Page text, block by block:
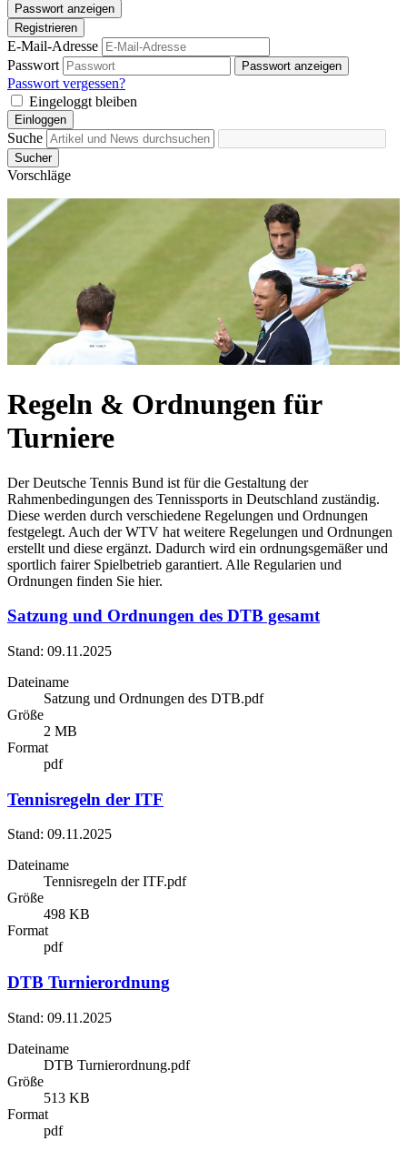
Passwort anzeigen
Registrieren
E-Mail-Adresse
Passwort
Passwort anzeigen
Passwort vergessen?
Eingeloggt bleiben
Einloggen
Suche
Sucher
Vorschläge
Regeln & Ordnungen für
Turniere
Der Deutsche Tennis Bund ist für die Gestaltung der
Rahmenbedingungen des Tennissports in Deutschland zuständig.
Diese werden durch verschiedene Regelungen und Ordnungen
festgelegt. Auch der WTV hat weitere Regelungen und Ordnungen
erstellt und diese ergänzt. Dadurch wird ein ordnungsgemäßer und
sportlich fairer Spielbetrieb garantiert. Alle Regularien und
Ordnungen finden Sie hier.
Satzung und Ordnungen des DTB gesamt
Stand: 09.11.2025
Dateiname
Satzung und Ordnungen des DTB.pdf
Größe
2 MB
Format
pdf
Tennisregeln der ITF
Stand: 09.11.2025
Dateiname
Tennisregeln der ITF.pdf
Größe
498 KB
Format
pdf
DTB Turnierordnung
Stand: 09.11.2025
Dateiname
DTB Turnierordnung.pdf
Größe
513 KB
Format
pdf